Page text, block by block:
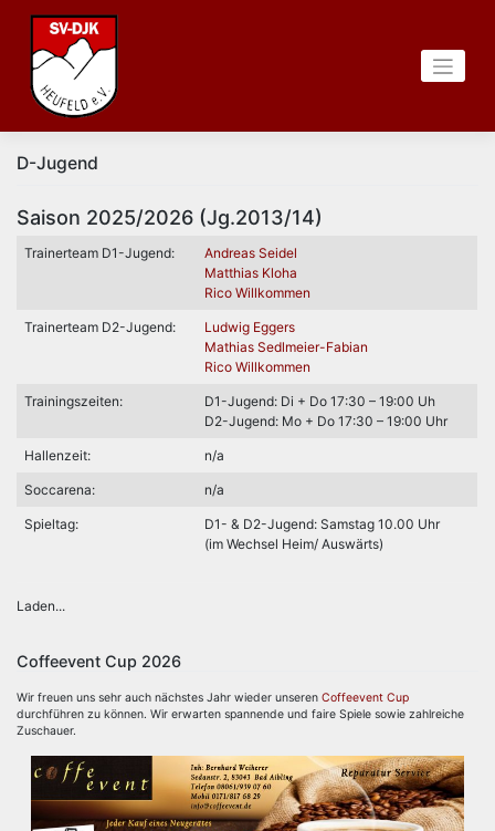
springen
D-Jugend
Saison 2025/2026 (Jg.2013/14)
Trainerteam D1-Jugend:
Andreas Seidel
Matthias Kloha
Rico Willkommen
Trainerteam D2-Jugend:
Ludwig Eggers
Mathias Sedlmeier-Fabian
Rico Willkommen
Trainingszeiten:
D1-Jugend: Di + Do 17:30 – 19:00 Uh
D2-Jugend: Mo + Do 17:30 – 19:00 Uhr
Hallenzeit: n/a
Soccarena: n/a
Spieltag:
D1- & D2-Jugend: Samstag 10.00 Uhr
(im Wechsel Heim/ Auswärts)
Laden...
Coffeevent Cup 2026
Wir freuen uns sehr auch nächstes Jahr wieder unseren Coffeevent Cup
durchführen zu können. Wir erwarten spannende und faire Spiele sowie zahlreiche
Zuschauer.